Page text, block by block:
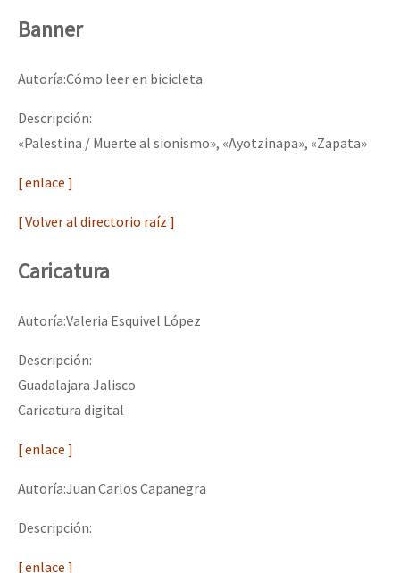
Banner
Autoría:Cómo leer en bicicleta
Descripción:
«Palestina / Muerte al sionismo», «Ayotzinapa», «Zapata»
[ enlace ]
[ Volver al directorio raíz ]
Caricatura
Autoría:Valeria Esquivel López
Descripción:
Guadalajara Jalisco
Caricatura digital
[ enlace ]
Autoría:Juan Carlos Capanegra
Descripción:
[ enlace ]